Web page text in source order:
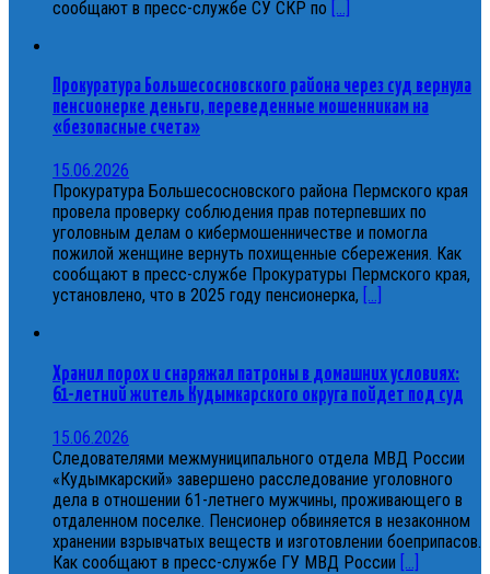
сообщают в пресс-службе СУ СКР по
Прокуратура Большесосновского района через суд вернула
пенсионерке деньги, переведенные мошенникам на
«безопасные счета»
15.06.2026
Прокуратура Большесосновского района Пермского края
провела проверку соблюдения прав потерпевших по
уголовным делам о кибермошенничестве и помогла
пожилой женщине вернуть похищенные сбережения. Как
сообщают в пресс-службе Прокуратуры Пермского края,
установлено, что в 2025 году пенсионерка, [...]
Хранил порох и снаряжал патроны в домашних условиях:
61-летний житель Кудымкарского округа пойдет под суд
15.06.2026
Следователями межмуниципального отдела МВД России
«Кудымкарский» завершено расследование уголовного
дела в отношении 61-летнего мужчины, проживающего в
отдаленном поселке. Пенсионер обвиняется в незаконном
хранении взрывчатых веществ и изготовлении боеприпасов.
Как сообщают в пресс-службе ГУ МВД России